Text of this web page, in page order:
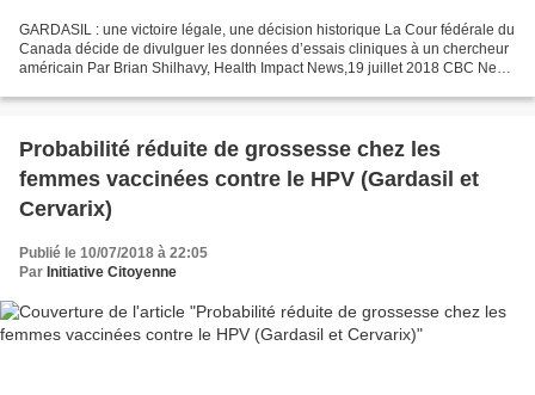
GARDASIL : une victoire légale, une décision historique La Cour fédérale du
Canada décide de divulguer les données d’essais cliniques à un chercheur
américain Par Brian Shilhavy, Health Impact News,19 juillet 2018 CBC News
Probabilité réduite de grossesse chez les
femmes vaccinées contre le HPV (Gardasil et
Cervarix)
Publié le 10/07/2018 à 22:05
Par Initiative Citoyenne